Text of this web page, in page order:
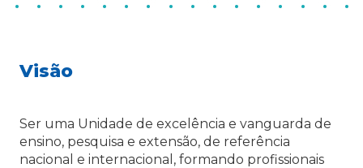
Visão
Ser uma Unidade de excelência e vanguarda de
ensino, pesquisa e extensão, de referência
nacional e internacional, formando profissionais